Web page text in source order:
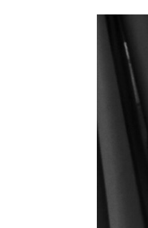
УКРАЇНСЬКА ПРОБЛЕМА КРИМУ